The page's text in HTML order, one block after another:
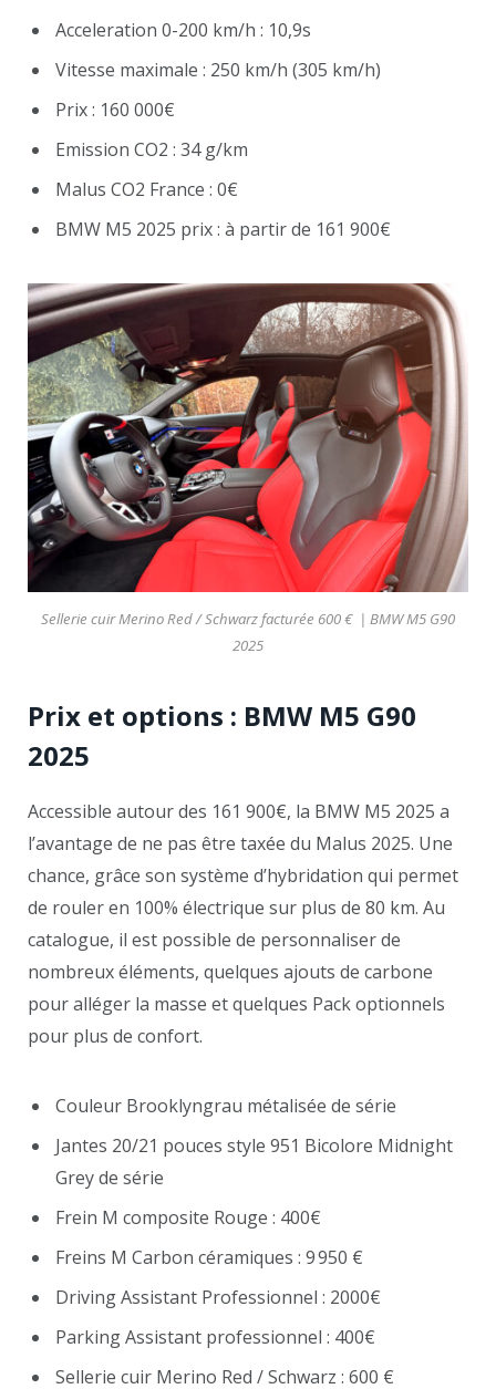
Acceleration 0-200 km/h : 10,9s
Vitesse maximale : 250 km/h (305 km/h)
Prix : 160 000€
Emission CO2 : 34 g/km
Malus CO2 France : 0€
BMW M5 2025 prix : à partir de 161 900€
Sellerie cuir Merino Red / Schwarz facturée 600 € | BMW M5 G90
2025
Prix et options : BMW M5 G90
2025
Accessible autour des 161 900€, la BMW M5 2025 a
l’avantage de ne pas être taxée du Malus 2025. Une
chance, grâce son système d’hybridation qui permet
de rouler en 100% électrique sur plus de 80 km. Au
catalogue, il est possible de personnaliser de
nombreux éléments, quelques ajouts de carbone
pour alléger la masse et quelques Pack optionnels
pour plus de confort.
Couleur Brooklyngrau métalisée de série
Jantes 20/21 pouces style 951 Bicolore Midnight
Grey de série
Frein M composite Rouge : 400€
Freins M Carbon céramiques : 9 950 €
Driving Assistant Professionnel : 2000€
Parking Assistant professionnel : 400€
Sellerie cuir Merino Red / Schwarz : 600 €